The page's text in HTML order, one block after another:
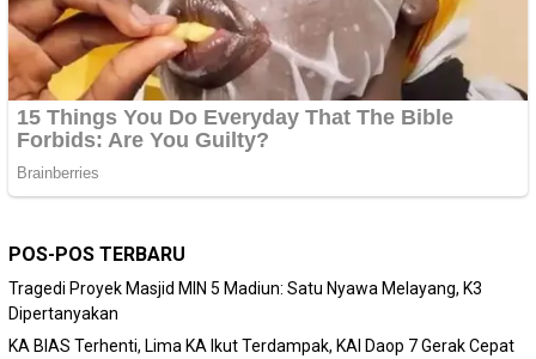
POS-POS TERBARU
Tragedi Proyek Masjid MIN 5 Madiun: Satu Nyawa Melayang, K3
Dipertanyakan
KA BIAS Terhenti, Lima KA Ikut Terdampak, KAI Daop 7 Gerak Cepat